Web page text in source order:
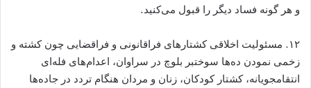
و هر گونه فساد دیگر را قبول می‌کنید.
۱۲. مسئولیت اخلاقی کشتارهای فراقانونی و فراقضایی چون کشته و
زخمی نمودن ده‌ها سوختبر بلوچ در سراوان، اعدام‌های فله‌ای
انتقامجویانه، کشتار کودکان، زنان و مردان هنگام تردد در جاده‌ها